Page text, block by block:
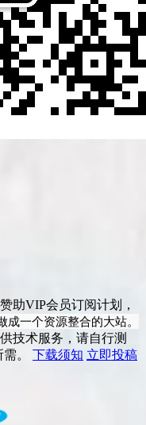
助VIP会员订阅计划，
成一个资源整合的大站。
技术服务，请自行测
。 下载须知 立即投稿